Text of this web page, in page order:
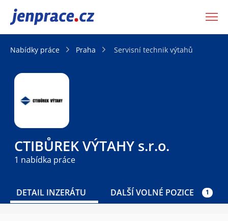
JenPráce.cz
Nabídky práce Praha Servisní technik výtahů
CTIBŮREK VÝTAHY s.r.o.
1 nabídka práce
DETAIL INZERÁTU DALŠÍ VOLNÉ POZICE 1